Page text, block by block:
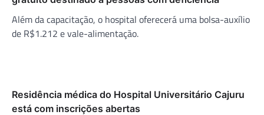
Além da capacitação, o hospital oferecerá uma bolsa-auxílio
de R$1.212 e vale-alimentação.
Residência médica do Hospital Universitário Cajuru
está com inscrições abertas